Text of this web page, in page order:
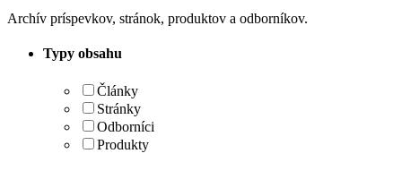
Archív príspevkov, stránok, produktov a odborníkov.
Typy obsahu
Články
Stránky
Odborníci
Produkty